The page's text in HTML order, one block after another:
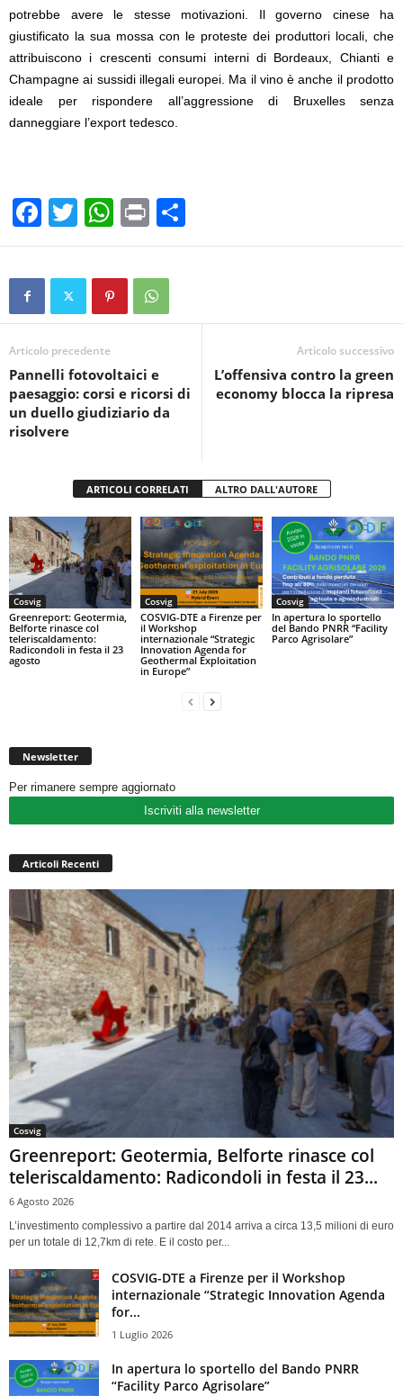
potrebbe avere le stesse motivazioni. Il governo cinese ha
giustificato la sua mossa con le proteste dei produttori locali, che
attribuiscono i crescenti consumi interni di Bordeaux, Chianti e
Champagne ai sussidi illegali europei. Ma il vino è anche il prodotto
ideale per rispondere all’aggressione di Bruxelles senza
danneggiare l’export tedesco.
F
a
c
b
o
o
k
T
wi
tt
W
h
at
s
A
p
Pr
in
t
o
vi
Articolo precedente
Pannelli fotovoltaici e
paesaggio: corsi e ricorsi di
un duello giudiziario da
risolvere
Articolo successivo
L’offensiva contro la green
economy blocca la ripresa
ARTICOLI CORRELATI ALTRO DALL'AUTORE
Cosvig
Greenreport: Geotermia,
Belforte rinasce col
teleriscaldamento:
Radicondoli in festa il 23
agosto
Cosvig
COSVIG-DTE a Firenze per
il Workshop
internazionale “Strategic
Innovation Agenda for
Geothermal Exploitation
in Europe”
Cosvig
In apertura lo sportello
del Bando PNRR “Facility
Parco Agrisolare”
Newsletter
Per rimanere sempre aggiornato
Iscriviti alla newsletter
Articoli Recenti
Cosvig
Greenreport: Geotermia, Belforte rinasce col
teleriscaldamento: Radicondoli in festa il 23...
6 Agosto 2026
L’investimento complessivo a partire dal 2014 arriva a circa 13,5 milioni di euro
per un totale di 12,7km di rete. E il costo per...
COSVIG-DTE a Firenze per il Workshop
internazionale “Strategic Innovation Agenda
for...
1 Luglio 2026
In apertura lo sportello del Bando PNRR
“Facility Parco Agrisolare”